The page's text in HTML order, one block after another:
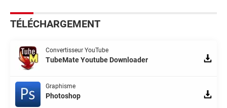
TÉLÉCHARGEMENT
Convertisseur YouTube
TubeMate Youtube Downloader
Graphisme
Photoshop